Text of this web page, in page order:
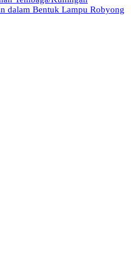
dalam Bentuk Lampu Robyong